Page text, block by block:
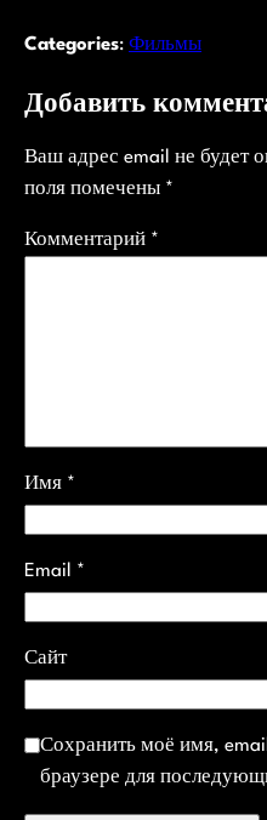
Categories: Фильмы
Добавить
Ваш адрес email не будет
поля помечены *
Комментарий *
Имя *
Email *
Сайт
Сохранить моё имя,
браузере для